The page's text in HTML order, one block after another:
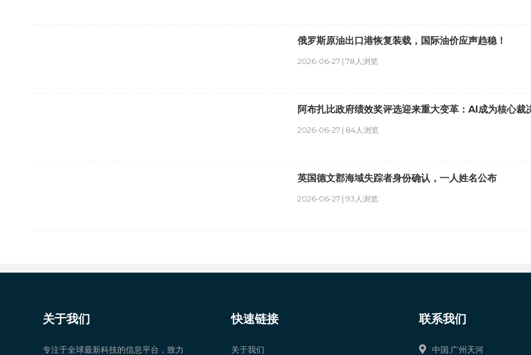
2026-06-27 | 78人浏览
俄罗斯原油出口港恢复装载，国际油价应声趋稳！
2026-06-27 | 84人浏览
阿布扎比政府绩效奖评选迎来重大变革：AI成为核心裁
2026-06-27 | 93人浏览
英国德文郡海域失踪者身份确认，一人姓名公布
关于我们
专注于全球最新科技的信息平台，致力
快速链接
关于我们
联系我们
中国.广州天河